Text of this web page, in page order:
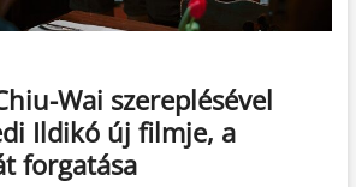
Wai szereplésével
Ildikó új filmje, a
forgatása